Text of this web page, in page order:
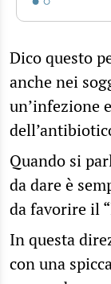
Dico questo
anche nei
un’infezione
Quando si
da dare è
da favorire il
In questa
con una